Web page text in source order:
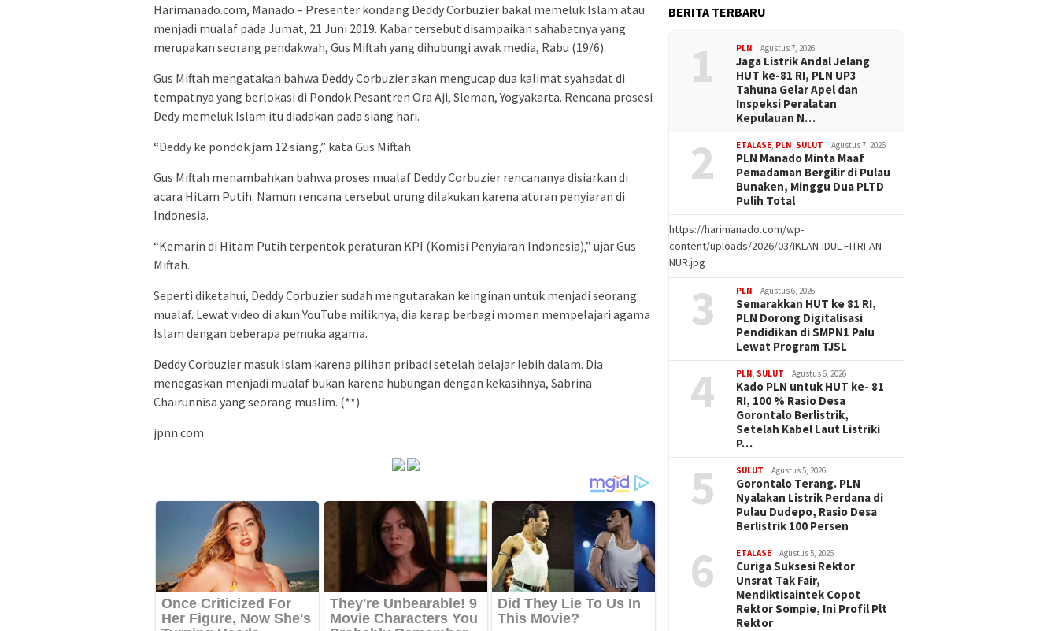
Harimanado.com, Manado – Presenter kondang Deddy Corbuzier bakal memeluk Islam atau
menjadi mualaf pada Jumat, 21 Juni 2019. Kabar tersebut disampaikan sahabatnya yang
merupakan seorang pendakwah, Gus Miftah yang dihubungi awak media, Rabu (19/6).
Gus Miftah mengatakan bahwa Deddy Corbuzier akan mengucap dua kalimat syahadat di
tempatnya yang berlokasi di Pondok Pesantren Ora Aji, Sleman, Yogyakarta. Rencana prosesi
Dedy memeluk Islam itu diadakan pada siang hari.
“Deddy ke pondok jam 12 siang,” kata Gus Miftah.
Gus Miftah menambahkan bahwa proses mualaf Deddy Corbuzier rencananya disiarkan di
acara Hitam Putih. Namun rencana tersebut urung dilakukan karena aturan penyiaran di
Indonesia.
“Kemarin di Hitam Putih terpentok peraturan KPI (Komisi Penyiaran Indonesia),” ujar Gus
Miftah.
Seperti diketahui, Deddy Corbuzier sudah mengutarakan keinginan untuk menjadi seorang
mualaf. Lewat video di akun YouTube miliknya, dia kerap berbagi momen mempelajari agama
Islam dengan beberapa pemuka agama.
Deddy Corbuzier masuk Islam karena pilihan pribadi setelah belajar lebih dalam. Dia
menegaskan menjadi mualaf bukan karena hubungan dengan kekasihnya, Sabrina
Chairunnisa yang seorang muslim. (**)
jpnn.com
BERITA TERBARU
1 PLN Agustus 7, 2026
Jaga Listrik Andal Jelang
HUT ke-81 RI, PLN UP3
Tahuna Gelar Apel dan
Inspeksi Peralatan
Kepulauan N…
2 ETALASE, PLN, SULUT Agustus 7, 2026
PLN Manado Minta Maaf
Pemadaman Bergilir di Pulau
Bunaken, Minggu Dua PLTD
Pulih Total
https://harimanado.com/wp-
content/uploads/2026/03/IKLAN-IDUL-FITRI-AN-
NUR.jpg
3 PLN Agustus 6, 2026
Semarakkan HUT ke 81 RI,
PLN Dorong Digitalisasi
Pendidikan di SMPN1 Palu
Lewat Program TJSL
4 PLN, SULUT Agustus 6, 2026
Kado PLN untuk HUT ke- 81
RI, 100 % Rasio Desa
Gorontalo Berlistrik,
Setelah Kabel Laut Listriki
P…
5 SULUT Agustus 5, 2026
Gorontalo Terang. PLN
Nyalakan Listrik Perdana di
Pulau Dudepo, Rasio Desa
Berlistrik 100 Persen
6 ETALASE Agustus 5, 2026
Curiga Suksesi Rektor
Unsrat Tak Fair,
Mendiktisaintek Copot
Rektor Sompie, Ini Profil Plt
Rektor